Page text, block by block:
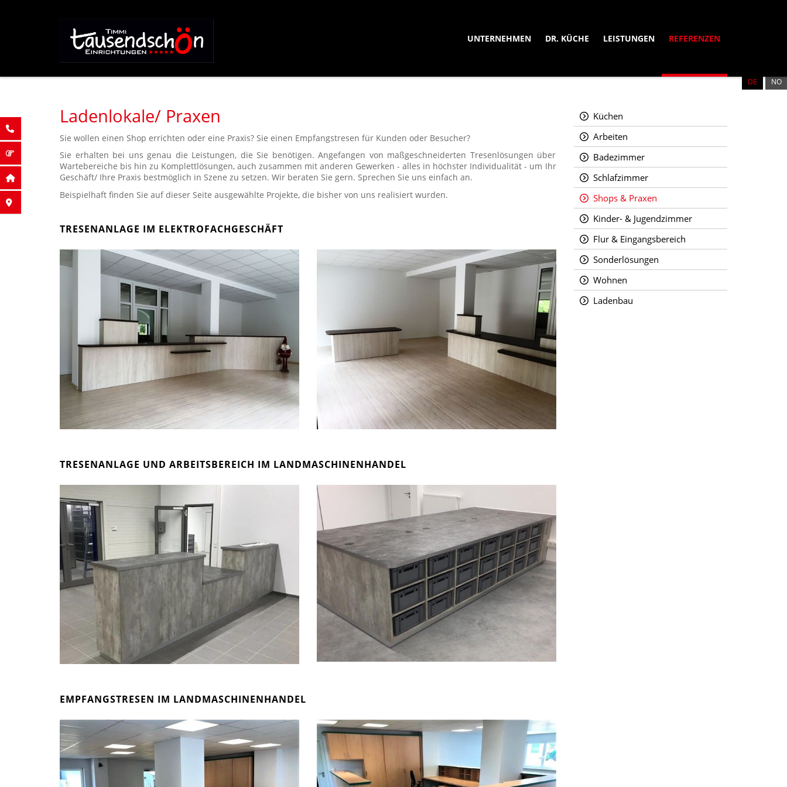
UNTERNEHMEN DR. KÜCHE LEISTUNGEN REFERENZEN
DE NB
Ladenlokale/ Praxen
Sie wollen einen Shop errichten oder eine Praxis? Sie einen Empfangstresen für Kunden oder Besucher?
Sie erhalten bei uns genau die Leistungen, die Sie benötigen. Angefangen von maßgeschneiderten Tresenlösungen über
Wartebereiche bis hin zu Komplettlösungen, auch zusammen mit anderen Gewerken - alles in höchster Individualität - um Ihr
Geschäft/ Ihre Praxis bestmöglich in Szene zu setzen. Wir beraten Sie gern. Sprechen Sie uns einfach an.
Beispielhaft finden Sie auf dieser Seite ausgewählte Projekte, die bisher von uns realisiert wurden.
TRESENANLAGE IM ELEKTROFACHGESCHÄFT
TRESENANLAGE UND ARBEITSBEREICH IM LANDMASCHINENHANDEL
EMPFANGSTRESEN IM LANDMASCHINENHANDEL
Küchen
Arbeiten
Badezimmer
Schlafzimmer
Shops & Praxen
Kinder- & Jugendzimmer
Flur & Eingangsbereich
Sonderlösungen
Wohnen
Ladenbau